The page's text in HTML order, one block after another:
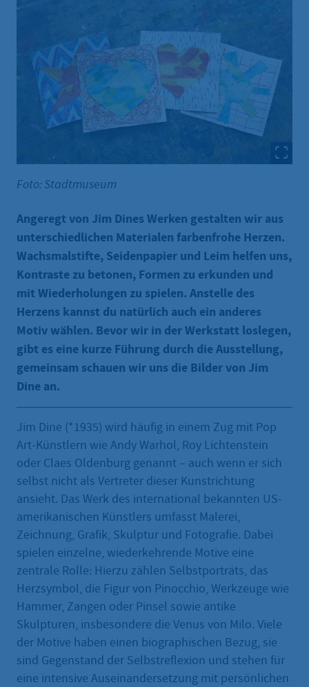
Foto: Stadtmuseum
Angeregt von Jim Dines Werken gestalten wir aus
unterschiedlichen Materialen farbenfrohe Herzen.
Wachsmalstifte, Seidenpapier und Leim helfen uns,
Kontraste zu betonen, Formen zu erkunden und
mit Wiederholungen zu spielen. Anstelle des
Herzens kannst du natürlich auch ein anderes
Motiv wählen. Bevor wir in der Werkstatt loslegen,
gibt es eine kurze Führung durch die Ausstellung,
gemeinsam schauen wir uns die Bilder von Jim
Dine an.
Jim Dine (*1935) wird häufig in einem Zug mit Pop
Art-Künstlern wie Andy Warhol, Roy Lichtenstein
oder Claes Oldenburg genannt – auch wenn er sich
selbst nicht als Vertreter dieser Kunstrichtung
ansieht. Das Werk des international bekannten US-
amerikanischen Künstlers umfasst Malerei,
Zeichnung, Grafik, Skulptur und Fotografie. Dabei
spielen einzelne, wiederkehrende Motive eine
zentrale Rolle: Hierzu zählen Selbstporträts, das
Herzsymbol, die Figur von Pinocchio, Werkzeuge wie
Hammer, Zangen oder Pinsel sowie antike
Skulpturen, insbesondere die Venus von Milo. Viele
der Motive haben einen biographischen Bezug, sie
sind Gegenstand der Selbstreflexion und stehen für
eine intensive Auseinandersetzung mit persönlichen